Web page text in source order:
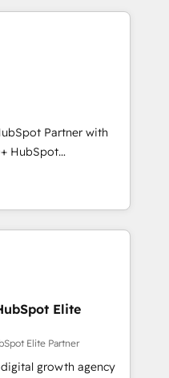
and enterprise
to design connected
scalable revenue
CRM and data
strategic marketing,
FLAIR framework
consultancy,
technology to help
Partner with
HubSpot
HubSpot platform
your current HubSpot
Elite
Elite Partner
growth agency